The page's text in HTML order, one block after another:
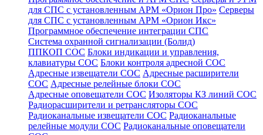
для СПС с установленным АРМ «Орион Про» Серверы
для СПС с установленным АРМ «Орион Икс»
Программное обеспечение интеграции СПС
Система охранной сигнализации (Болид)
ППКОП СОС Блоки индикации и управления,
клавиатуры СОС Блоки контроля адресной СОС
Адресные извещатели СОС Адресные расширители
СОС Адресные релейные блоки СОС
Адресные оповещатели СОС Изоляторы КЗ линий СОС
Радиорасширители и ретрансляторы СОС
Радиоканальные извещатели СОС Радиоканальные
релейные модули СОС Радиоканальные оповещатели